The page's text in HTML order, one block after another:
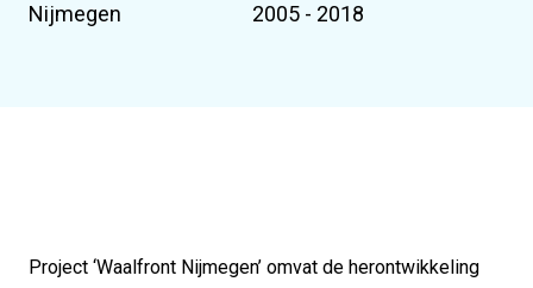
Nijmegen 2005 - 2018
Project ‘Waalfront Nijmegen’ omvat de herontwikkeling